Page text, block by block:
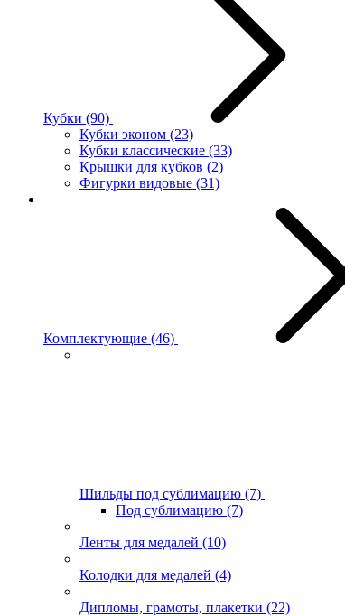
Кубки (90)
Кубки эконом (23)
Кубки классические (33)
Крышки для кубков (2)
Фигурки видовые (31)
Комплектующие (46)
Шильды под сублимацию (7)
Под сублимацию (7)
Ленты для медалей (10)
Колодки для медалей (4)
Дипломы, грамоты, плакетки (22)